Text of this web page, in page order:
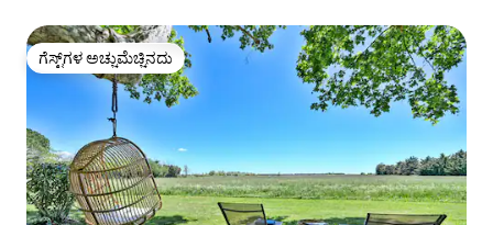
ಗೆಸ್ಟ್‌ಗಳ ಅಚ್ಚುಮೆಚ್ಚಿನದು
ಗೆಸ್ಟ್‌ಗಳ ಅಚ್ಚುಮೆಚ್ಚಿನದು